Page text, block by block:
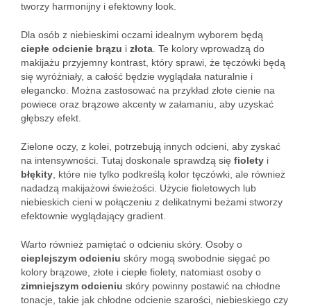
tworzy harmonijny i efektowny look.
Dla osób z niebieskimi oczami idealnym wyborem będą
ciepłe odcienie brązu i złota . Te kolory wprowadzą do
makijażu przyjemny kontrast, który sprawi, że tęczówki będą
się wyróżniały, a całość będzie wyglądała naturalnie i
elegancko. Można zastosować na przykład złote cienie na
powiece oraz brązowe akcenty w załamaniu, aby uzyskać
głębszy efekt.
Zielone oczy, z kolei, potrzebują innych odcieni, aby zyskać
na intensywności. Tutaj doskonale sprawdzą się fiolety i
błękity , które nie tylko podkreślą kolor tęczówki, ale również
nadadzą makijażowi świeżości. Użycie fioletowych lub
niebieskich cieni w połączeniu z delikatnymi beżami stworzy
efektownie wyglądający gradient.
Warto również pamiętać o odcieniu skóry. Osoby o
cieplejszym odcieniu skóry mogą swobodnie sięgać po
kolory brązowe, złote i ciepłe fiolety, natomiast osoby o
zimniejszym odcieniu skóry powinny postawić na chłodne
tonacje, takie jak chłodne odcienie szarości, niebieskiego czy